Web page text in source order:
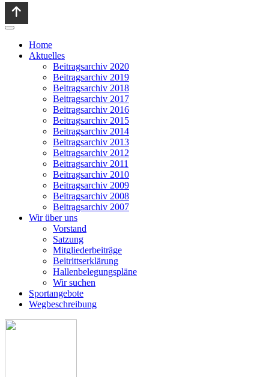
Home
Aktuelles
Beitragsarchiv 2020
Beitragsarchiv 2019
Beitragsarchiv 2018
Beitragsarchiv 2017
Beitragsarchiv 2016
Beitragsarchiv 2015
Beitragsarchiv 2014
Beitragsarchiv 2013
Beitragsarchiv 2012
Beitragsarchiv 2011
Beitragsarchiv 2010
Beitragsarchiv 2009
Beitragsarchiv 2008
Beitragsarchiv 2007
Wir über uns
Vorstand
Satzung
Mitgliederbeiträge
Beitrittserklärung
Hallenbelegungspläne
Wir suchen
Sportangebote
Wegbeschreibung